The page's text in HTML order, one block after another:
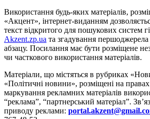
Використання будь-яких матеріалів,
«Акцент», інтернет-виданням
текст відкритого для пошукових систем
Akzent.zp.ua та згадування
абзацу. Посилання має бути розміщене
чи часткового використання матеріалів.
Матеріали, що містяться в рубриках
«Політичні новини», розміщені на
маркування рекламних матеріалів
“реклама”, “партнерський матеріал”.
приводу реклами: